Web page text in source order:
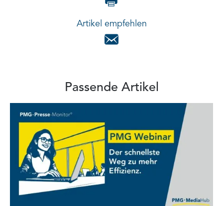
Artikel empfehlen
Passende Artikel